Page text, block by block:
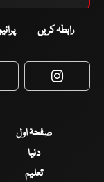
رابطہ کریں
صفحۂ اول
دنیا
تعلیم